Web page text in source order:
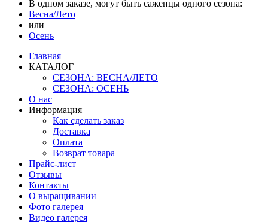
В одном заказе, могут быть саженцы одного сезона:
Весна/Лето
или
Осень
Главная
КАТАЛОГ
СЕЗОНА: ВЕСНА/ЛЕТО
СЕЗОНА: ОСЕНЬ
О нас
Информация
Как сделать заказ
Доставка
Оплата
Возврат товара
Прайс-лист
Отзывы
Контакты
О выращивании
Фото галерея
Видео галерея